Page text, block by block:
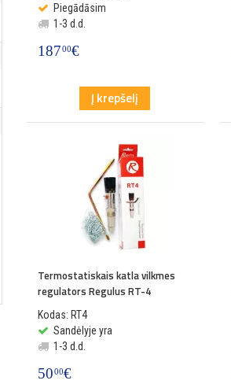
Piegādāsim
1-3 d.d.
18700€
Į krepšelį
Termostatiskais katla vilkmes
regulators Regulus RT-4
Kodas: RT4
Sandėlyje yra
1-3 d.d.
5000€